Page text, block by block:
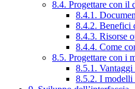
8.4. Progettare con il
8.4.1.
8.4.2. Benefici
8.4.3. Risorse
8.4.4. Come
8.5. Progettare con i
8.5.1.
8.5.2. I modelli